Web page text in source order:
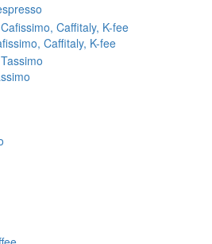
Caffitaly, K-fee